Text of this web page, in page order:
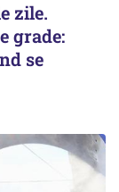
zile.
grade:
se